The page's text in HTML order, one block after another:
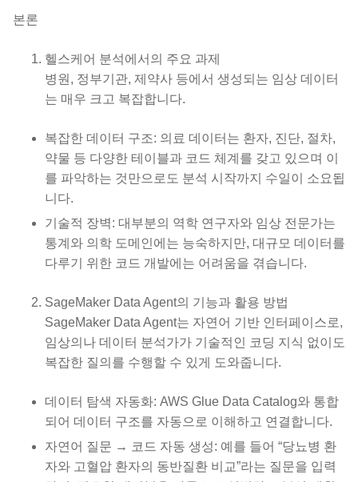
본론
헬스케어 분석에서의 주요 과제
병원, 정부기관, 제약사 등에서 생성되는 임상 데이터
는 매우 크고 복잡합니다.
복잡한 데이터 구조: 의료 데이터는 환자, 진단, 절차,
약물 등 다양한 테이블과 코드 체계를 갖고 있으며 이
를 파악하는 것만으로도 분석 시작까지 수일이 소요됩
니다.
기술적 장벽: 대부분의 역학 연구자와 임상 전문가는
통계와 의학 도메인에는 능숙하지만, 대규모 데이터를
다루기 위한 코드 개발에는 어려움을 겪습니다.
SageMaker Data Agent의 기능과 활용 방법
SageMaker Data Agent는 자연어 기반 인터페이스로,
임상의나 데이터 분석가가 기술적인 코딩 지식 없이도
복잡한 질의를 수행할 수 있게 도와줍니다.
데이터 탐색 자동화: AWS Glue Data Catalog와 통합
되어 데이터 구조를 자동으로 이해하고 연결합니다.
자연어 질문 → 코드 자동 생성: 예를 들어 “당뇨병 환
자와 고혈압 환자의 동반질환 비교”라는 질문을 입력